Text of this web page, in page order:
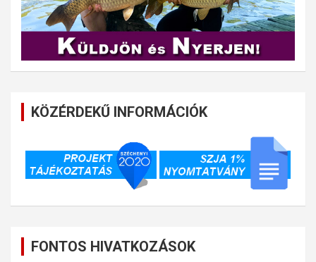
KÖZÉRDEKŰ INFORMÁCIÓK
FONTOS HIVATKOZÁSOK